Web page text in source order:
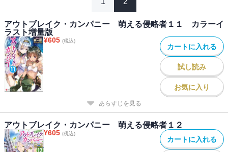
アウトブレイク・カンパニー 萌える侵略者１１ カラーイ
ラスト増量版
¥605 (税込)
カートに入れる
試し読み
お気に入り
あらすじを見る
アウトブレイク・カンパニー 萌える侵略者１２
¥605 (税込)
カートに入れる